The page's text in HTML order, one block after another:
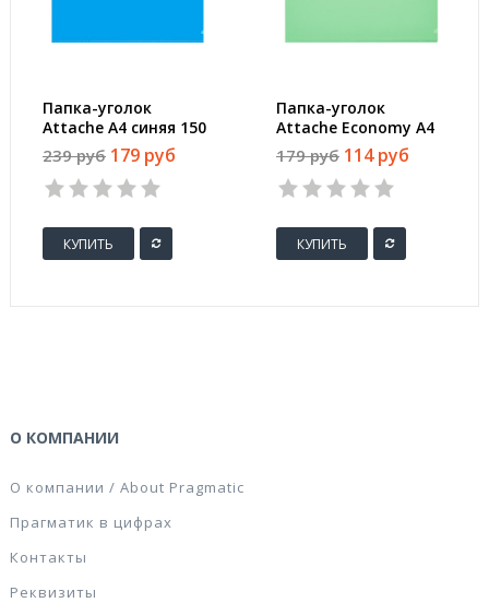
Папка-уголок
Attache A4 синяя 150
мкм (10 штук в
упаковке)
239 руб 179 руб
КУПИТЬ
Папка-уголок
Attache Economy A4
зеленая 100 мкм (10
штук в упаковке)
179 руб 114 руб
КУПИТЬ
О КОМПАНИИ
О компании / About Pragmatic
Прагматик в цифрах
Контакты
Реквизиты